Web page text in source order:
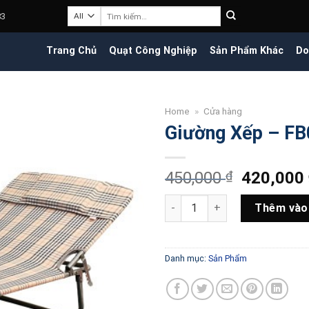
Trang Chủ Quạt Công Nghiệp Sản Phẩm Khác
Home » Cửa hàng
Giường Xếp –
450,000₫
Giá
gốc
là:
450,000
420,000
Giường Xếp - FB03 số lượng
Thêm
Danh mục: Sản Phẩm